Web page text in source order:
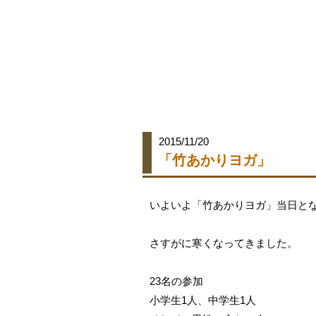
2015/11/20
「竹あかりヨガ」
いよいよ「竹あかりヨガ」当日と
さすがに寒くなってきました。
23名の参加
小学生1人、中学生1人